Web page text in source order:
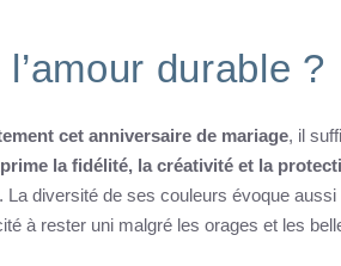
durable ?
cet anniversaire de mariage, il
la fidélité, la créativité et la
. La diversité de ses couleurs évoque aussi
à rester uni malgré les orages et les